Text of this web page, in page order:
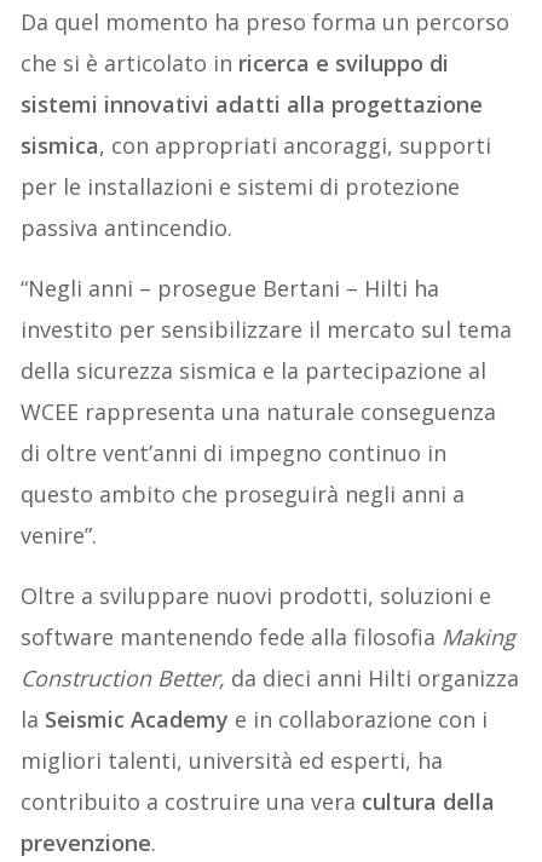
Da quel momento ha preso forma un percorso
che si è articolato in ricerca e sviluppo di
sistemi innovativi adatti alla progettazione
sismica, con appropriati ancoraggi, supporti
per le installazioni e sistemi di protezione
passiva antincendio.
“Negli anni – prosegue Bertani – Hilti ha
investito per sensibilizzare il mercato sul tema
della sicurezza sismica e la partecipazione al
WCEE rappresenta una naturale conseguenza
di oltre vent’anni di impegno continuo in
questo ambito che proseguirà negli anni a
venire”.
Oltre a sviluppare nuovi prodotti, soluzioni e
software mantenendo fede alla filosofia Making
Construction Better, da dieci anni Hilti organizza
la Seismic Academy e in collaborazione con i
migliori talenti, università ed esperti, ha
contribuito a costruire una vera cultura della
prevenzione.